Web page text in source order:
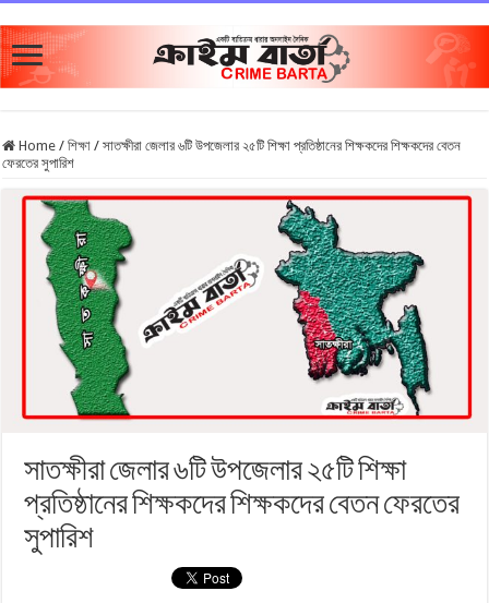
Home / শিক্ষা / সাতক্ষীরা জেলার ৬টি উপজেলার ২৫টি শিক্ষা প্রতিষ্ঠানের শিক্ষকদের শিক্ষকদের বেতন
ফেরতের সুপারিশ
সাতক্ষীরা জেলার ৬টি উপজেলার ২৫টি শিক্ষা
প্রতিষ্ঠানের শিক্ষকদের শিক্ষকদের বেতন ফেরতের
সুপারিশ